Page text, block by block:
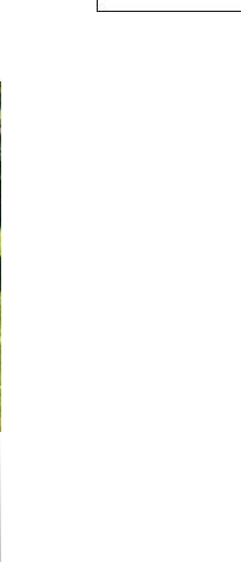
chronologisch